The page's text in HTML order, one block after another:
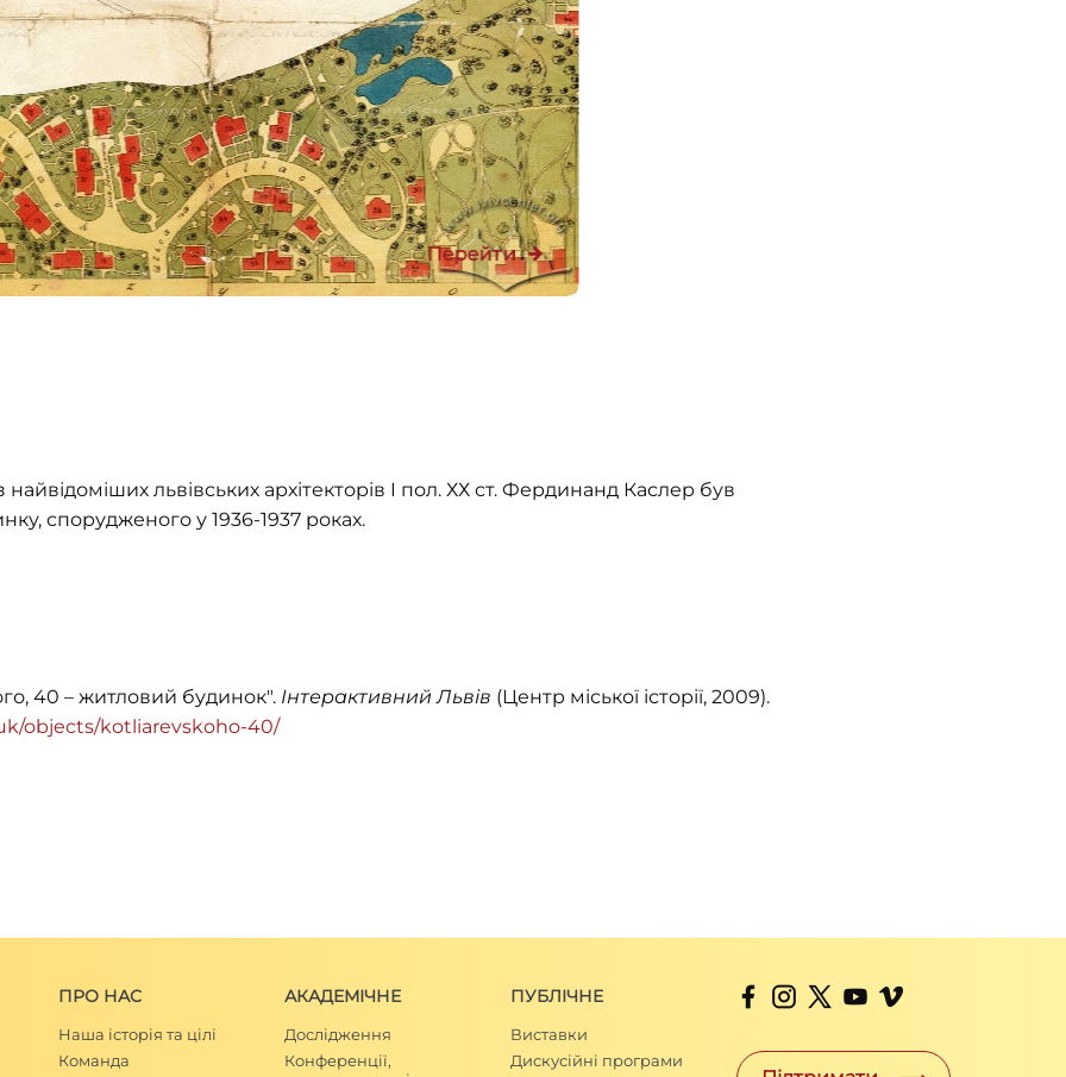
Перейти
найвідоміших львівських архітекторів I пол. ХХ ст. Фердинанд Каслер був
спорудженого у 1936-1937 роках.
40 – житловий будинок". Інтерактивний Львів (Центр міської історії, 2009).
objects/kotliarevskoho-40/
ПРО НАС
Наша історія та цілі
Команда
АКАДЕМІЧНЕ
Дослідження
Конференції,
ПУБЛІЧНЕ
Виставки
Дискусійні програми